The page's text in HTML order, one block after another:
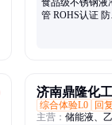
食品级不锈钢液
管 ROHS认证 防
济南鼎隆化
综合体验L0
回
主营： 储能液、